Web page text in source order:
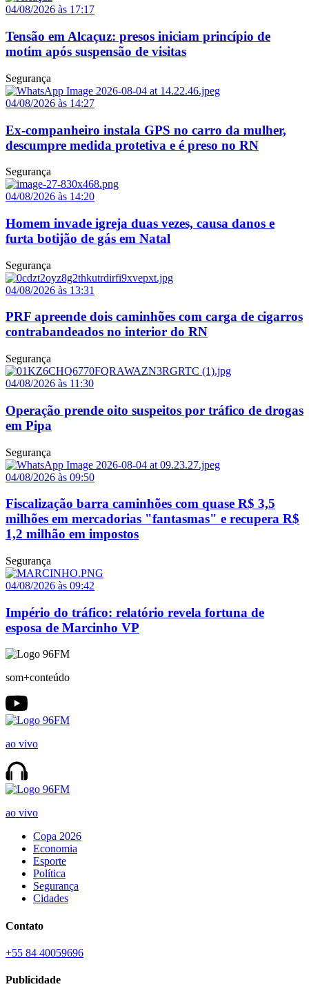
04/08/2026 às 17:17
Tensão em Alcaçuz: presos iniciam princípio de
motim após suspensão de visitas
Segurança
04/08/2026 às 14:27
Ex-companheiro instala GPS no carro da mulher,
descumpre medida protetiva e é preso no RN
Segurança
04/08/2026 às 14:20
Homem invade igreja duas vezes, causa danos e
furta botijão de gás em Natal
Segurança
04/08/2026 às 13:31
PRF apreende dois caminhões com carga de cigarros
contrabandeados no interior do RN
Segurança
04/08/2026 às 11:30
Operação prende oito suspeitos por tráfico de drogas
em Pipa
Segurança
04/08/2026 às 09:50
Fiscalização barra caminhões com quase R$ 3,5
milhões em mercadorias "fantasmas" e recupera R$
1,2 milhão em impostos
Segurança
04/08/2026 às 09:42
Império do tráfico: relatório revela fortuna de
esposa de Marcinho VP
som+conteúdo
ao vivo
ao vivo
Copa 2026
Economia
Esporte
Política
Segurança
Cidades
Contato
+55 84 40059696
Publicidade